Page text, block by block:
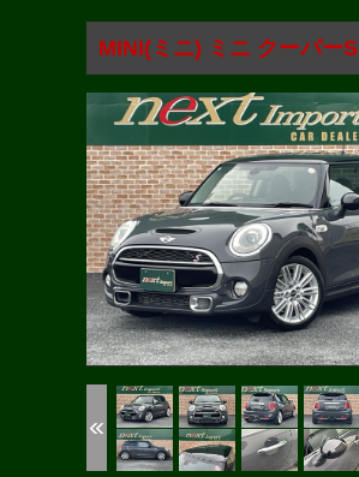
MINI(ミニ) ミニ クーパーS
(1/30)